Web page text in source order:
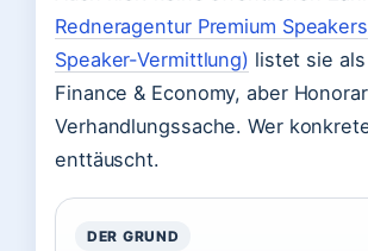
Redneragentur Premium
Speaker-Vermittlung) listet sie
Finance & Economy, aber
Verhandlungssache. Wer
enttäuscht.
DER GRUND